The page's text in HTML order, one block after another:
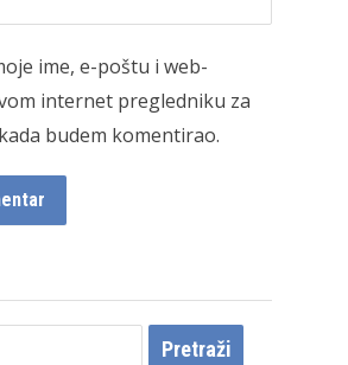
ime, e-poštu i web-
internet pregledniku za
budem komentirao.